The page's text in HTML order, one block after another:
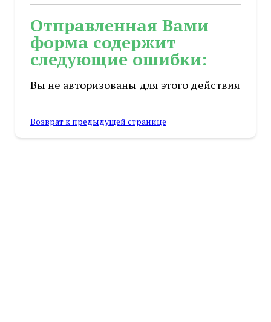
Отправленная Вами
форма содержит
следующие ошибки:
Вы не авторизованы для этого действия
Возврат к предыдущей странице